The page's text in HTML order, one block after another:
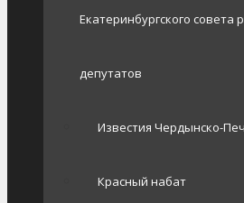
Екатеринбургского совета
депутатов
Известия Чердынско-
Красный набат